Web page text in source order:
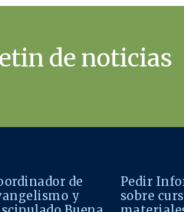
de noticias
de
y
Pedir
sobre